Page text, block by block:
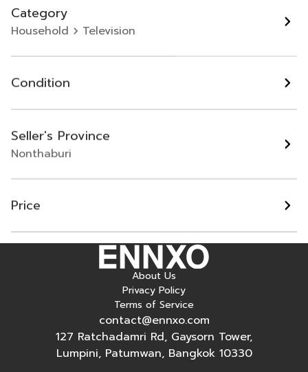
฿ 1,900
Page 1
Category
Household Television
Condition
Seller's Province
Nonthaburi
Price
About Us
Privacy Policy
Terms of Service
contact@ennxo.com
127 Ratchadamri Rd, Gaysorn Tower,
Lumpini, Patumwan, Bangkok 10330